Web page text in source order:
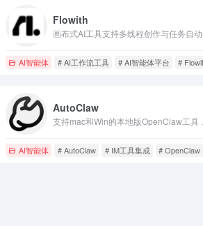
Flowith
画布式AI工具支持多线程创作与任务自
AI智能体 # AI工作流工具 # AI智能体平台 #
AutoClaw
AI智能体 # AutoClaw # IM工具集成 # OpenClaw